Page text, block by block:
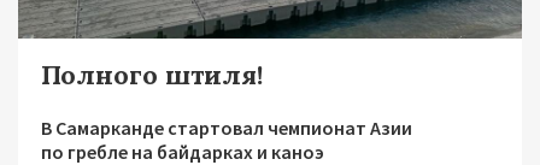
Полного штиля!
В Самарканде стартовал чемпионат Азии
по гребле на байдарках и каноэ